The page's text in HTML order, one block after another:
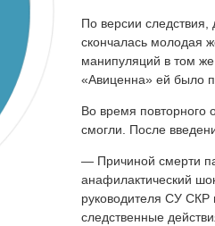
По версии
скончалась молодая
манипуляций в том
«Авиценна» ей было
Во время повторного
смогли
Скопировано
с
Medvestnik.ru
. После
— Причиной смерти
анафилактический
руководителя СУ СКР
следственные